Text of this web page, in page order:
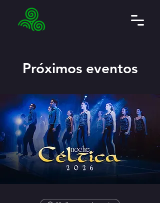
Próximos eventos